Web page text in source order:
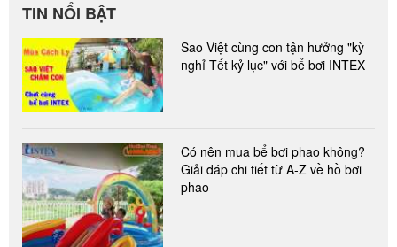
TIN NỔI BẬT
Sao Việt cùng con tận hưởng "kỳ
nghỉ Tết kỷ lục" với bể bơi INTEX
Có nên mua bể bơi phao không?
Giải đáp chi tiết từ A-Z về hồ bơi
phao